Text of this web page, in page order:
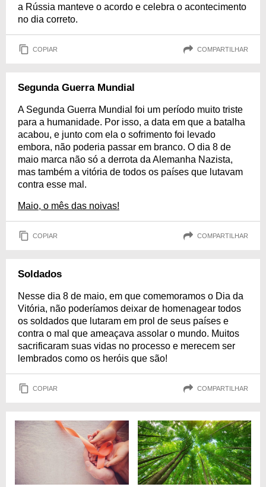
a Rússia manteve o acordo e celebra o acontecimento
no dia correto.
COPIAR COMPARTILHAR
Segunda Guerra Mundial
A Segunda Guerra Mundial foi um período muito triste
para a humanidade. Por isso, a data em que a batalha
acabou, e junto com ela o sofrimento foi levado
embora, não poderia passar em branco. O dia 8 de
maio marca não só a derrota da Alemanha Nazista,
mas também a vitória de todos os países que lutavam
contra esse mal.
Maio, o mês das noivas!
COPIAR COMPARTILHAR
Soldados
Nesse dia 8 de maio, em que comemoramos o Dia da
Vitória, não poderíamos deixar de homenagear todos
os soldados que lutaram em prol de seus países e
contra o mal que ameaçava assolar o mundo. Muitos
sacrificaram suas vidas no processo e merecem ser
lembrados como os heróis que são!
COPIAR COMPARTILHAR